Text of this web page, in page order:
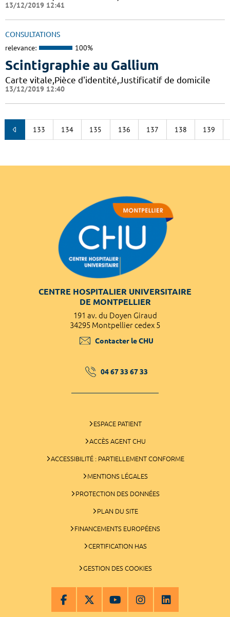
13/12/2019 12:41
CONSULTATIONS
relevance: 100%
Scintigraphie au Gallium
Carte vitale,Pièce d'identité,Justificatif de domicile
13/12/2019 12:40
133 134 135 136 137 138 139
CENTRE HOSPITALIER UNIVERSITAIRE
DE MONTPELLIER
191 av. du Doyen Giraud
34295 Montpellier cedex 5
Contacter le CHU
04 67 33 67 33
ESPACE PATIENT
ACCÈS AGENT CHU
ACCESSIBILITÉ : PARTIELLEMENT CONFORME
MENTIONS LÉGALES
PROTECTION DES DONNÉES
PLAN DU SITE
FINANCEMENTS EUROPÉENS
CERTIFICATION HAS
GESTION DES COOKIES